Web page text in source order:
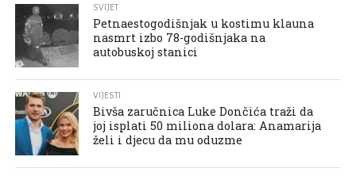
SVIJET
Petnaestogodišnjak u kostimu klauna
nasmrt izbo 78-godišnjaka na
autobuskoj stanici
VIJESTI
Bivša zaručnica Luke Dončića traži da
joj isplati 50 miliona dolara: Anamarija
želi i djecu da mu oduzme